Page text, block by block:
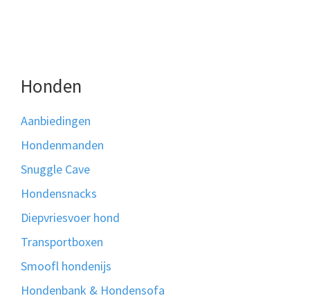
Honden
Aanbiedingen
Hondenmanden
Snuggle Cave
Hondensnacks
Diepvriesvoer hond
Transportboxen
Smoofl hondenijs
Hondenbank & Hondensofa